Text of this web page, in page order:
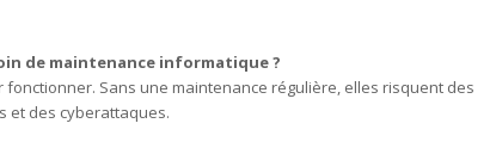
de maintenance informatique ?
fonctionner. Sans une maintenance régulière, elles risquent des
et des cyberattaques.